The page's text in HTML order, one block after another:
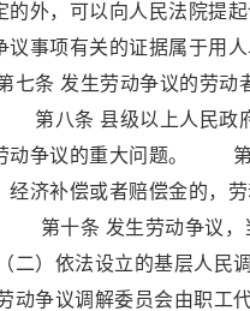
的外，可以向人民法院
事项有关的证据属于用
发生劳动争议的劳动
八条 县级以上人民政
动争议的重大问题。
济补偿或者赔偿金的，
发生劳动争议，当事
依法设立的基层人民
议调解委员会由职工